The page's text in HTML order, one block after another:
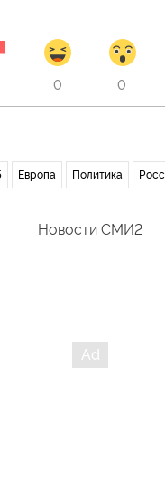
0 0
Европа Политика
Новости СМИ2